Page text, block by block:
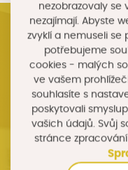
Konference
EA Hotel
nezobrazovaly se
nezajímají. Abyste
zvyklí a nemuseli se
potřebujeme
cookies - malých
ve vašem
souhlasíte s
poskytovali
vašich údajů. Svůj
stránce